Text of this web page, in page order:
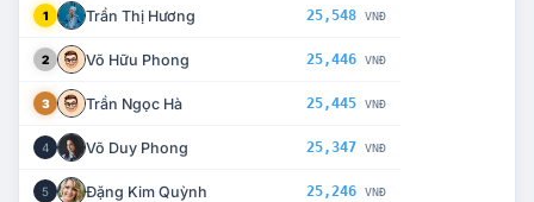
1 Trần Thị Hương 25,548 VNĐ
2 Võ Hữu Phong 25,446 VNĐ
3 Trần Ngọc Hà 25,445 VNĐ
4 Võ Duy Phong 25,347 VNĐ
5 Đặng Kim Quỳnh 25,246 VNĐ